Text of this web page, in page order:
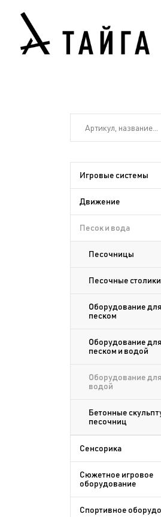
Игровые системы
Движение
Песок и вода
Песочницы
Песочные столики
Оборудование
песком
Оборудование
песком и водой
Оборудование
водой
Бетонные
песочниц
Сенсорика
Сюжетное игровое
оборудование
Спортивное